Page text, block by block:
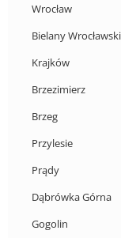
Wrocław
Bielany
Krajków
Brzezimierz
Brzeg
Przylesie
Prądy
Dąbrówka Górna
Gogolin